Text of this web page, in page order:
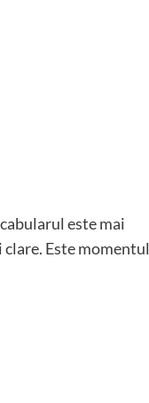
este mai
Este momentul